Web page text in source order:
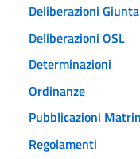
Deliberazioni Giunta
Deliberazioni OSL
Determinazioni
Ordinanze
Pubblicazioni
Regolamenti